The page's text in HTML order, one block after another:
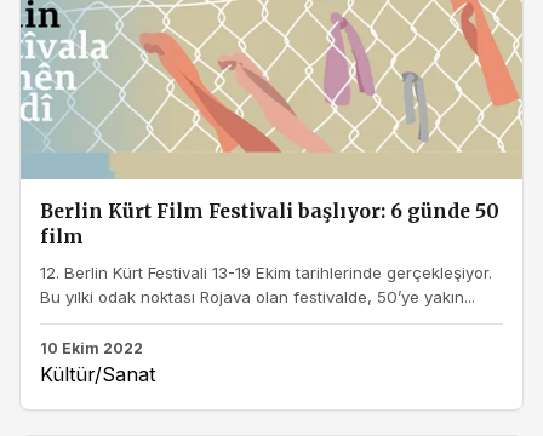
Berlin Kürt Film Festivali başlıyor: 6 günde 50
film
12. Berlin Kürt Festivali 13-19 Ekim tarihlerinde gerçekleşiyor.
Bu yılki odak noktası Rojava olan festivalde, 50’ye yakın...
10 Ekim 2022
Kültür/Sanat